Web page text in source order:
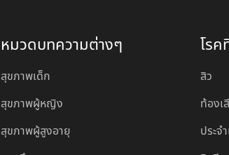
หมวดบทความต่างๆ
สุขภาพเด็ก
สุขภาพผู้หญิง
สุขภาพผู้สูงอายุ
โร
สิว
ท้องเ
ประจ